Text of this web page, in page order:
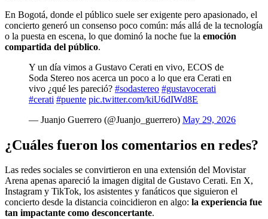
En Bogotá, donde el público suele ser exigente pero apasionado, el
concierto generó un consenso poco común: más allá de la tecnología
o la puesta en escena, lo que dominó la noche fue la emoción
compartida del público.
Y un día vimos a Gustavo Cerati en vivo, ECOS de
Soda Stereo nos acerca un poco a lo que era Cerati en
vivo ¿qué les pareció? #sodastereo #gustavocerati
#cerati #puente pic.twitter.com/kiU6dIWd8E
— Juanjo Guerrero (@Juanjo_guerrero) May 29, 2026
¿Cuáles fueron los comentarios en redes?
Las redes sociales se convirtieron en una extensión del Movistar
Arena apenas apareció la imagen digital de Gustavo Cerati. En X,
Instagram y TikTok, los asistentes y fanáticos que siguieron el
concierto desde la distancia coincidieron en algo: la experiencia fue
tan impactante como desconcertante.